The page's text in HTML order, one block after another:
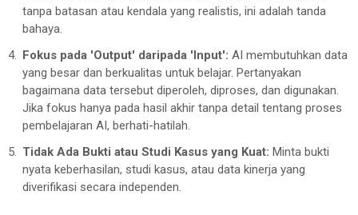
tanpa batasan atau kendala yang realistis, ini adalah tanda
bahaya.
Fokus pada 'Output' daripada 'Input': AI membutuhkan data
yang besar dan berkualitas untuk belajar. Pertanyakan
bagaimana data tersebut diperoleh, diproses, dan digunakan.
Jika fokus hanya pada hasil akhir tanpa detail tentang proses
pembelajaran AI, berhati-hatilah.
Tidak Ada Bukti atau Studi Kasus yang Kuat: Minta bukti
nyata keberhasilan, studi kasus, atau data kinerja yang
diverifikasi secara independen.